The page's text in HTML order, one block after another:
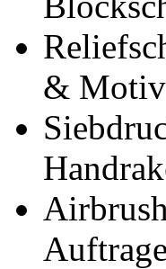
& Motiv